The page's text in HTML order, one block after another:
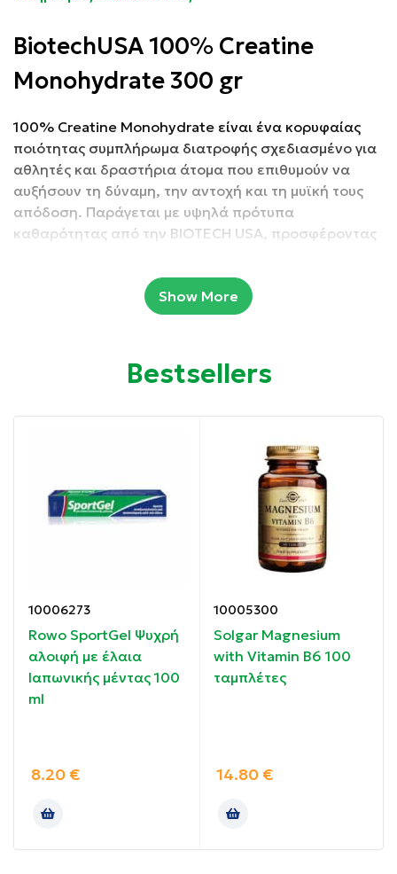
BiotechUSA 100% Creatine
Monohydrate 300 gr
100% Creatine Monohydrate είναι ένα κορυφαίας
ποιότητας συμπλήρωμα διατροφής σχεδιασμένο για
αθλητές και δραστήρια άτομα που επιθυμούν να
αυξήσουν τη δύναμη, την αντοχή και τη μυϊκή τους
απόδοση. Παράγεται με υψηλά πρότυπα
καθαρότητας από την BIOTECH USA, προσφέροντας
πρόσθετα ή ακαθαρσίες.
Αυξάνει τη μυϊκή δύναμη και ισχύ
Υποστηρίζει την παραγωγή ενέργειας (ATP)
Συμβάλλει στη μυϊκή αντοχή κατά την προπόνηση
Βοηθά στη διατήρηση και ανάπτυξη μυϊκής μάζας
άσκηση
Οδηγίες χρήσης:
Να φυλάσσεται μακριά από παιδιά.
Show More
Bestsellers
10006273
Rowo SportGel Ψυχρή
αλοιφή με έλαια
Ιαπωνικής μέντας 100
ml
8.20 €
10005300
Solgar Magnesium
with Vitamin B6 100
ταμπλέτες
14.80 €